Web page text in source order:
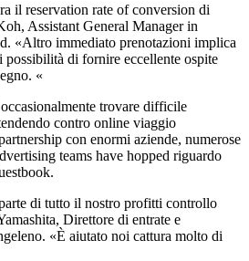
il reservation rate of conversion di
Assistant General Manager in
«Altro immediato prenotazioni implica
possibilità di fornire eccellente ospite
«
trovare difficile
contro online viaggio
con enormi aziende, numerose
teams have hopped riguardo
di tutto il nostro profitti controllo
Direttore di entrate e
«È aiutato noi cattura molto di